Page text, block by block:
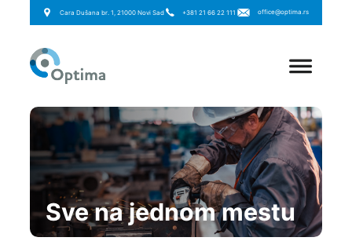
Cara Dušana br. 1, 21000 Novi Sad +381 21 66 22 111 office@optima.rs
Sve na jednom mestu